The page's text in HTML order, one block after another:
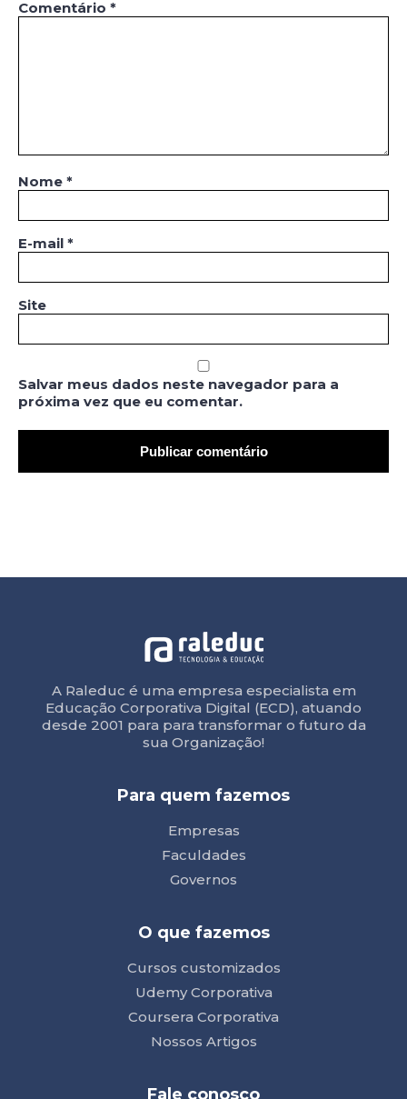
Comentário *
Nome *
E-mail *
Site
Salvar meus dados neste navegador para a
próxima vez que eu comentar.
A Raleduc é uma empresa especialista em
Educação Corporativa Digital (ECD), atuando
desde 2001 para para transformar o futuro da
sua Organização!
Para quem fazemos
Empresas
Faculdades
Governos
O que fazemos
Cursos customizados
Udemy Corporativa
Coursera Corporativa
Nossos Artigos
Fale conosco